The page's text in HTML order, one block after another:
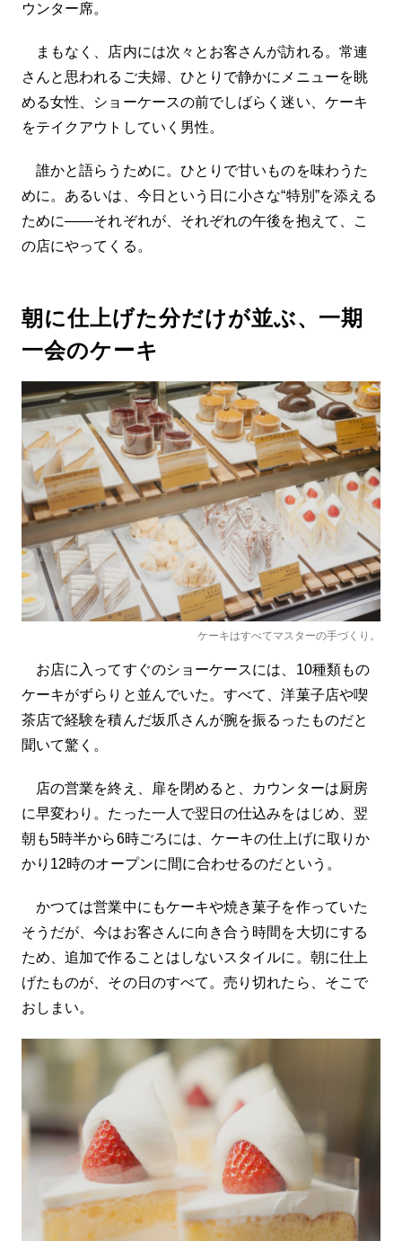
ウンター席。
まもなく、店内には次々とお客さんが訪れる。常連
さんと思われるご夫婦、ひとりで静かにメニューを眺
める女性、ショーケースの前でしばらく迷い、ケーキ
をテイクアウトしていく男性。
誰かと語らうために。ひとりで甘いものを味わうた
めに。あるいは、今日という日に小さな“特別”を添える
ために――それぞれが、それぞれの午後を抱えて、こ
の店にやってくる。
朝に仕上げた分だけが並ぶ、一期
一会のケーキ
ケーキはすべてマスターの手づくり。
お店に入ってすぐのショーケースには、10種類もの
ケーキがずらりと並んでいた。すべて、洋菓子店や喫
茶店で経験を積んだ坂爪さんが腕を振るったものだと
聞いて驚く。
店の営業を終え、扉を閉めると、カウンターは厨房
に早変わり。たった一人で翌日の仕込みをはじめ、翌
朝も5時半から6時ごろには、ケーキの仕上げに取りか
かり12時のオープンに間に合わせるのだという。
かつては営業中にもケーキや焼き菓子を作っていた
そうだが、今はお客さんに向き合う時間を大切にする
ため、追加で作ることはしないスタイルに。朝に仕上
げたものが、その日のすべて。売り切れたら、そこで
おしまい。